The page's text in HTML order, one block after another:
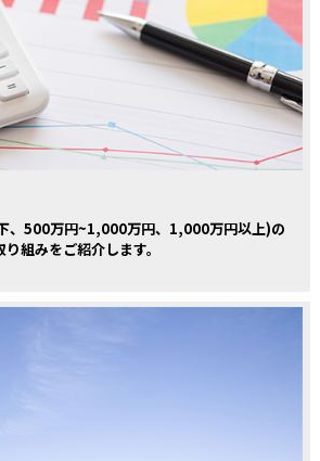
、500万円~1,000万円、1,000万円以上)の
組みをご紹介します。